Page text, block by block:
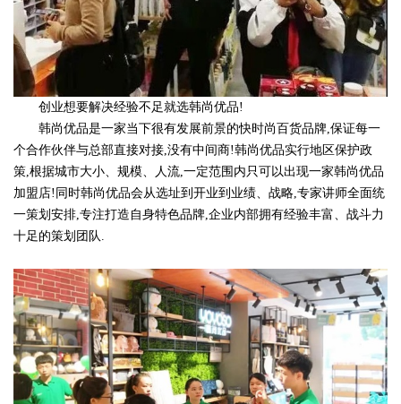
创业想要解决经验不足就选韩尚优品!
韩尚优品是一家当下很有发展前景的快时尚百货品牌,保证每一
个合作伙伴与总部直接对接,没有中间商!韩尚优品实行地区保护政
策,根据城市大小、规模、人流,一定范围内只可以出现一家韩尚优品
加盟店!同时韩尚优品会从选址到开业到业绩、战略,专家讲师全面统
一策划安排,专注打造自身特色品牌,企业内部拥有经验丰富、战斗力
十足的策划团队.